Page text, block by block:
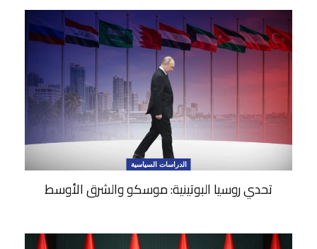
الدراسات السياسية
تحدي روسيا البوتينية: موسكو والشرق الأوسط